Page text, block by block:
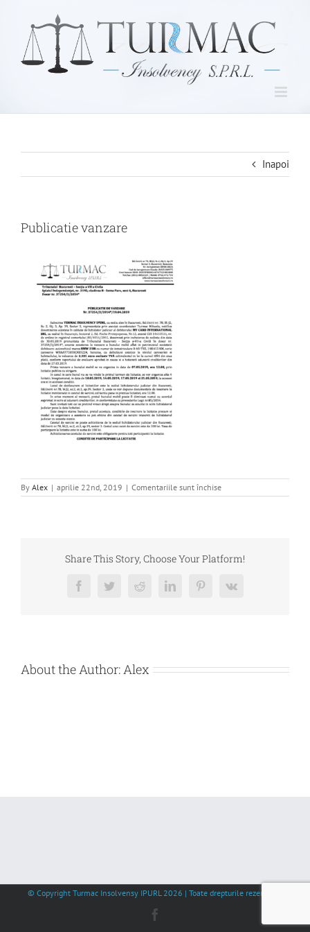
content
Inapoi
Publicatie vanzare
By Alex | aprilie 22nd, 2019 | Comentariile sunt închisepentru
Publicatie
Share This Story, Choose Your Platform!
FacebookTwitterRedditLinkedInPinterest
Vk
About the Author: Alex
© Copyright Turmac Insolvensy IPURL 2026 | Toate drepturile rezervate |